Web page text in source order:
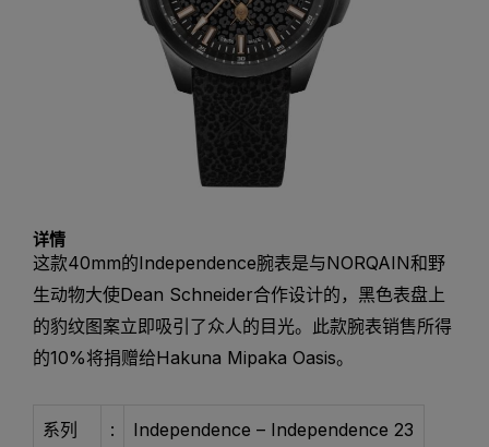
详情
这款40mm的Independence腕表是与NORQAIN和野
生动物大使Dean Schneider合作设计的，黑色表盘上
的豹纹图案立即吸引了众人的目光。此款腕表销售所得
的10%将捐赠给Hakuna Mipaka Oasis。
系列 : Independence – Independence 23